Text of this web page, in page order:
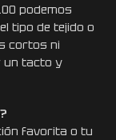
podemos
tipo de tejido o
cortos ni
un tacto y
favorita o tu